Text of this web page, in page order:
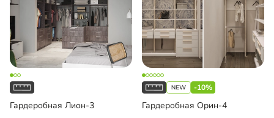
Гардеробная Лион-3
-10%
Гардеробная Орин-4